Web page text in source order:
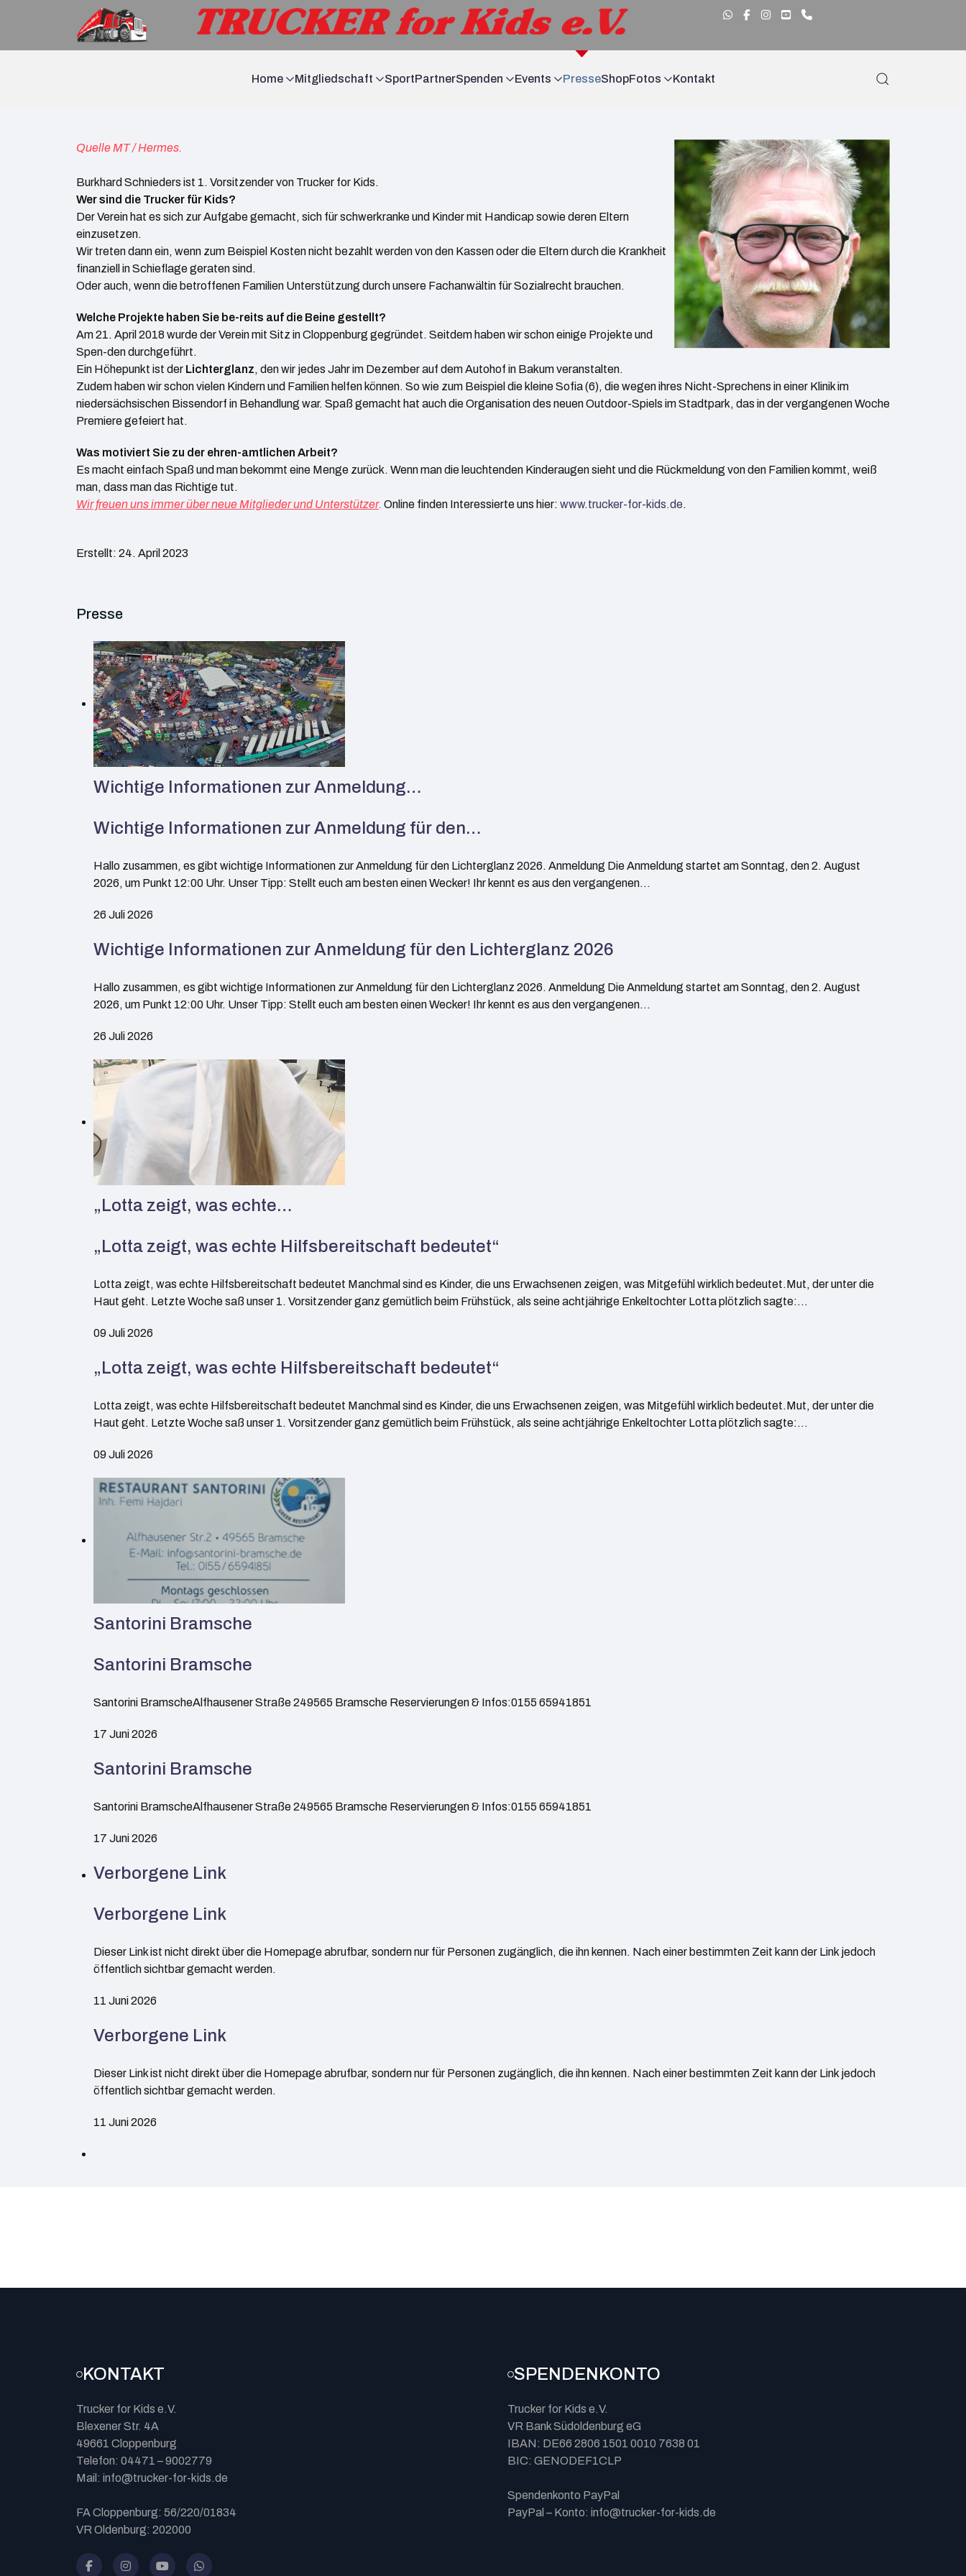
Home Mitgliedschaft SportPartnerSpenden Events PresseShopFotos Kontakt
Quelle MT / Hermes.
Burkhard Schnieders ist 1. Vorsitzender von Trucker for Kids.
Wer sind die Trucker für Kids?
Der Verein hat es sich zur Aufgabe gemacht, sich für schwerkranke und Kinder mit Handicap sowie deren Eltern
einzusetzen.
Wir treten dann ein, wenn zum Beispiel Kosten nicht bezahlt werden von den Kassen oder die Eltern durch die Krankheit
finanziell in Schieflage geraten sind.
Oder auch, wenn die betroffenen Familien Unterstützung durch unsere Fachanwältin für Sozialrecht brauchen.
Welche Projekte haben Sie be-reits auf die Beine gestellt?
Am 21. April 2018 wurde der Verein mit Sitz in Cloppenburg gegründet. Seitdem haben wir schon einige Projekte und
Spen-den durchgeführt.
Ein Höhepunkt ist der Lichterglanz, den wir jedes Jahr im Dezember auf dem Autohof in Bakum veranstalten.
Zudem haben wir schon vielen Kindern und Familien helfen können. So wie zum Beispiel die kleine Sofia (6), die wegen ihres Nicht-Sprechens in einer Klinik im
niedersächsischen Bissendorf in Behandlung war. Spaß gemacht hat auch die Organisation des neuen Outdoor-Spiels im Stadtpark, das in der vergangenen Woche
Premiere gefeiert hat.
Was motiviert Sie zu der ehren-amtlichen Arbeit?
Es macht einfach Spaß und man bekommt eine Menge zurück. Wenn man die leuchtenden Kinderaugen sieht und die Rückmeldung von den Familien kommt, weiß
man, dass man das Richtige tut.
Wir freuen uns immer über neue Mitglieder und Unterstützer. Online finden Interessierte uns hier: www.trucker-for-kids.de.
Erstellt: 24. April 2023
Presse
Wichtige Informationen zur Anmeldung…
Wichtige Informationen zur Anmeldung für den…
Hallo zusammen, es gibt wichtige Informationen zur Anmeldung für den Lichterglanz 2026. Anmeldung Die Anmeldung startet am Sonntag, den 2. August
2026, um Punkt 12:00 Uhr. Unser Tipp: Stellt euch am besten einen Wecker! Ihr kennt es aus den vergangenen…
26 Juli 2026
Wichtige Informationen zur Anmeldung für den Lichterglanz 2026
Hallo zusammen, es gibt wichtige Informationen zur Anmeldung für den Lichterglanz 2026. Anmeldung Die Anmeldung startet am Sonntag, den 2. August
2026, um Punkt 12:00 Uhr. Unser Tipp: Stellt euch am besten einen Wecker! Ihr kennt es aus den vergangenen…
26 Juli 2026
„Lotta zeigt, was echte…
„Lotta zeigt, was echte Hilfsbereitschaft bedeutet“
Lotta zeigt, was echte Hilfsbereitschaft bedeutet Manchmal sind es Kinder, die uns Erwachsenen zeigen, was Mitgefühl wirklich bedeutet.Mut, der unter die
Haut geht. Letzte Woche saß unser 1. Vorsitzender ganz gemütlich beim Frühstück, als seine achtjährige Enkeltochter Lotta plötzlich sagte:…
09 Juli 2026
„Lotta zeigt, was echte Hilfsbereitschaft bedeutet“
Lotta zeigt, was echte Hilfsbereitschaft bedeutet Manchmal sind es Kinder, die uns Erwachsenen zeigen, was Mitgefühl wirklich bedeutet.Mut, der unter die
Haut geht. Letzte Woche saß unser 1. Vorsitzender ganz gemütlich beim Frühstück, als seine achtjährige Enkeltochter Lotta plötzlich sagte:…
09 Juli 2026
Santorini Bramsche
Santorini Bramsche
Santorini BramscheAlfhausener Straße 249565 Bramsche Reservierungen & Infos:0155 65941851
17 Juni 2026
Santorini Bramsche
Santorini BramscheAlfhausener Straße 249565 Bramsche Reservierungen & Infos:0155 65941851
17 Juni 2026
Verborgene Link
Verborgene Link
Dieser Link ist nicht direkt über die Homepage abrufbar, sondern nur für Personen zugänglich, die ihn kennen. Nach einer bestimmten Zeit kann der Link jedoch
öffentlich sichtbar gemacht werden.
11 Juni 2026
Verborgene Link
Dieser Link ist nicht direkt über die Homepage abrufbar, sondern nur für Personen zugänglich, die ihn kennen. Nach einer bestimmten Zeit kann der Link jedoch
öffentlich sichtbar gemacht werden.
11 Juni 2026
KONTAKT
Trucker for Kids e.V.
Blexener Str. 4A
49661 Cloppenburg
Telefon: 04471 – 9002779
Mail: info@trucker-for-kids.de
FA Cloppenburg: 56/220/01834
VR Oldenburg: 202000
SPENDENKONTO
Trucker for Kids e.V.
VR Bank Südoldenburg eG
IBAN: DE66 2806 1501 0010 7638 01
BIC: GENODEF1CLP
Spendenkonto PayPal
PayPal – Konto: info@trucker-for-kids.de